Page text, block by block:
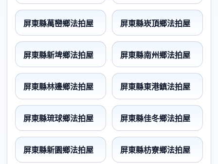
屏東縣萬巒鄉法拍屋 屏東縣崁頂鄉法拍屋
屏東縣新埤鄉法拍屋 屏東縣南州鄉法拍屋
屏東縣林邊鄉法拍屋 屏東縣東港鎮法拍屋
屏東縣琉球鄉法拍屋 屏東縣佳冬鄉法拍屋
屏東縣新園鄉法拍屋 屏東縣枋寮鄉法拍屋